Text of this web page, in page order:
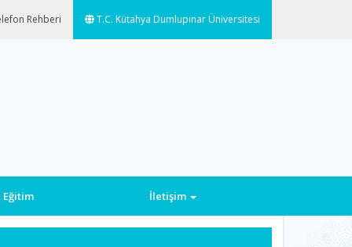
Rehberi T.C. Kütahya Dumlupınar Üniversitesi
Eğitim İletişim
Next